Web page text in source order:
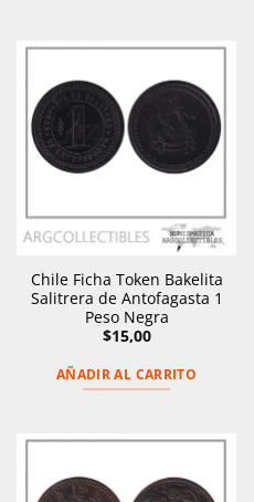
Chile Ficha Token Bakelita
Salitrera de Antofagasta 1
Peso Negra
$15,00
AÑADIR AL CARRITO